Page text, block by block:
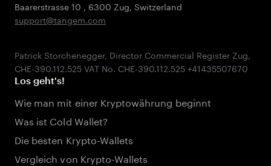
Baarerstrasse 10 , 6300 Zug, Switzerland
support@tangem.com
Patrick Storchenegger, Director Commercial Register Zug,
Los geht's!
Wie man mit einer Kryptowährung beginnt
Was ist Cold Wallet?
Die besten Krypto-Wallets
Vergleich von Krypto-Wallets